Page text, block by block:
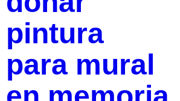
pintura
para mural